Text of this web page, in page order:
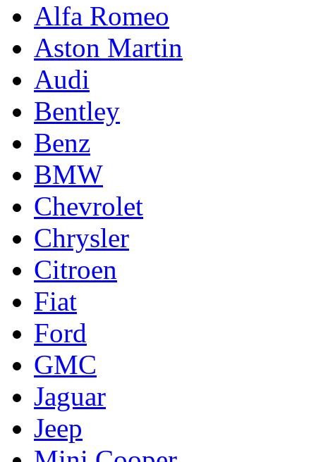
Alfa Romeo
Aston Martin
Audi
Bentley
Benz
BMW
Chevrolet
Chrysler
Citroen
Fiat
Ford
GMC
Jaguar
Jeep